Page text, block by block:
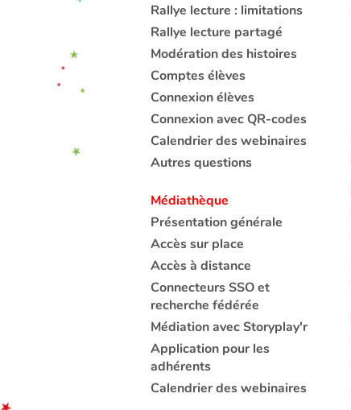
Rallye lecture : limitations
Rallye lecture partagé
Modération des histoires
Comptes élèves
Connexion élèves
Connexion avec QR-codes
Calendrier des webinaires
Autres questions
Médiathèque
Présentation générale
Accès sur place
Accès à distance
Connecteurs SSO et
recherche fédérée
Médiation avec Storyplay'r
Application pour les
adhérents
Calendrier des webinaires